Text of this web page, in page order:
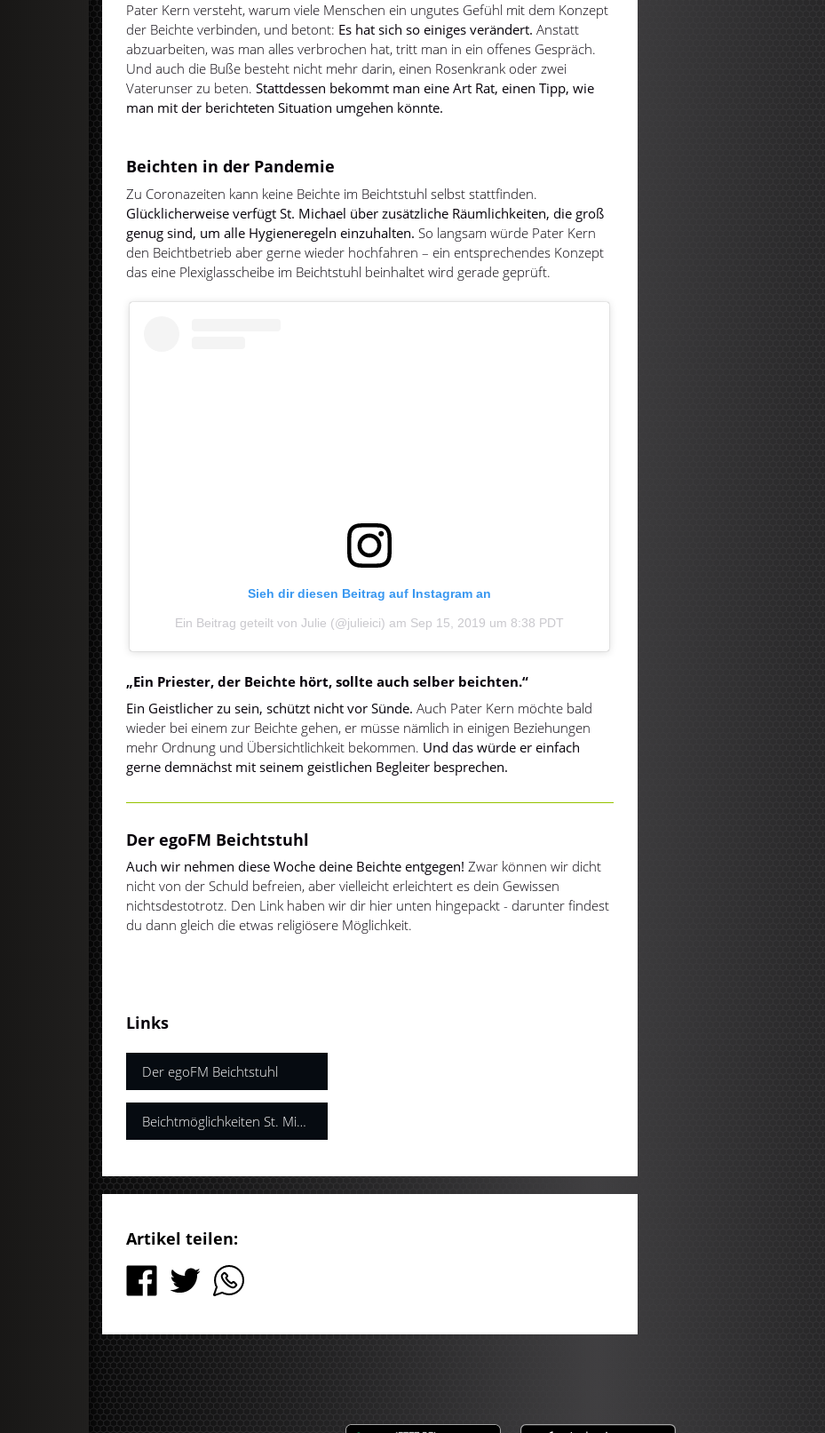
Pater Kern versteht, warum viele Menschen ein ungutes Gefühl mit dem Konzept
der Beichte verbinden, und betont: Es hat sich so einiges verändert. Anstatt
abzuarbeiten, was man alles verbrochen hat, tritt man in ein offenes Gespräch.
Und auch die Buße besteht nicht mehr darin, einen Rosenkrank oder zwei
Vaterunser zu beten.Stattdessen bekommt man eine Art Rat, einen Tipp, wie
man mit der berichteten Situation umgehen könnte.
Beichten in der Pandemie
Zu Coronazeiten kann keine Beichte im Beichtstuhl selbst stattfinden.
Glücklicherweise verfügt St. Michael über zusätzliche Räumlichkeiten, die groß
genug sind, um alle Hygieneregeln einzuhalten. So langsam würde Pater Kern
den Beichtbetrieb aber gerne wieder hochfahren – ein entsprechendes Konzept
das eine Plexiglasscheibe im Beichtstuhl beinhaltet wird gerade geprüft.
Sieh dir diesen Beitrag auf Instagram an
Ein Beitrag geteilt von Julie (@julieici) am Sep 15, 2019 um 8:38 PDT
„Ein Priester, der Beichte hört, sollte auch selber beichten.“
Ein Geistlicher zu sein, schützt nicht vor Sünde. Auch Pater Kern möchte bald
wieder bei einem zur Beichte gehen, er müsse nämlich in einigen Beziehungen
mehr Ordnung und Übersichtlichkeit bekommen. Und das würde er einfach
gerne demnächst mit seinem geistlichen Begleiter besprechen.
Der egoFM Beichtstuhl
Auch wir nehmen diese Woche deine Beichte entgegen! Zwar können wir dicht
nicht von der Schuld befreien, aber vielleicht erleichtert es dein Gewissen
nichtsdestotrotz. Den Link haben wir dir hier unten hingepackt - darunter findest
du dann gleich die etwas religiösere Möglichkeit.
Links
Der egoFM Beichtstuhl
Beichtmöglichkeiten St. Michael
Artikel teilen: